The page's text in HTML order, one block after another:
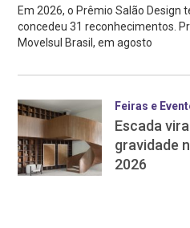
Em 2026, o Prêmio Salão Design
concedeu 31 reconhecimentos.
Movelsul Brasil, em agosto
Feiras e
Escada
gravidade
2026